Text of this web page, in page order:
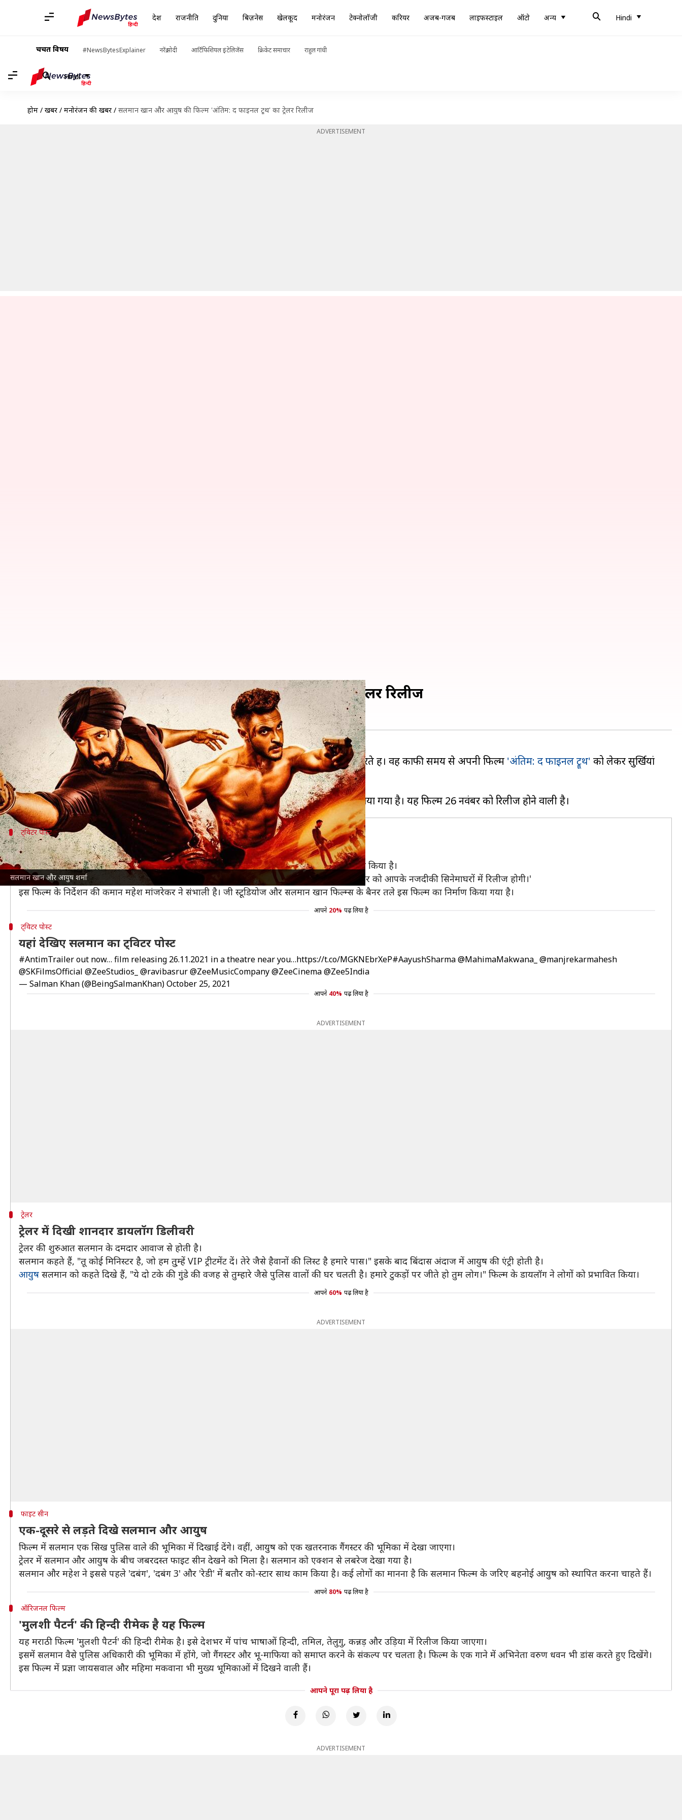
देश राजनीति दुनिया बिज़नेस खेलकूद मनोरंजन टेक्नोलॉजी करियर अजब-गजब लाइफस्टाइल ऑटो अन्य Hindi
चर्चित विषय #NewsBytesExplainer नरेंद्र मोदी आर्टिफिशियल इंटेलिजेंस क्रिकेट समाचार राहुल गांधी
Hindi
होम / खबरें / मनोरंजन की खबरें / सलमान खान और आयुष की फिल्म 'अंतिम: द फाइनल ट्रूथ' का ट्रेलर रिलीज
ADVERTISEMENT
सलमान खान और आयुष शर्मा
सलमान खान और आयुष की फिल्म 'अंतिम: द फाइनल ट्रूथ' का ट्रेलर रिलीज
लेखन Oct 25, 2021 08:02 pm
क्या है खबर?
सलमान खान बॉलीवुड के सुपरस्टार माने जाते हैं। यही वजह है कि फैंस उनकी फिल्मों का इंतजार करते हैं। वह काफी समय से अपनी फिल्म 'अंतिम: द फाइनल ट्रूथ' को लेकर सुर्खियां
बटोर रहे हैं।
इस फिल्म में सलमान के बहनोई और अभिनेता आयुष शर्मा भी नजर आएंगे।
ट्विटर पोस्ट
सलमान ने शेयर किया फिल्म का ट्रेलर
लीड कलाकार सलमान ने फिल्म 'अंतिम: द फाइनल ट्रूथ' का ट्रेलर अपने आधिकारिक ट्विटर हैंडल पर शेयर किया है।
उन्होंने अपने ट्विटर पोस्ट में लिखा, 'फिल्म 'अंतिम: द फाइनल ट्रूथ' का ट्रेलर जारी हो गया। फिल्म 26 नवंबर को आपके नजदीकी सिनेमाघरों में रिलीज होगी।'
इस फिल्म के निर्देशन की कमान महेश मांजरेकर ने संभाली है। जी स्टूडियोज और सलमान खान फिल्म्स के बैनर तले इस फिल्म का निर्माण किया गया है।
आपने 20% पढ़ लिया है
ट्विटर पोस्ट
यहां देखिए सलमान का ट्विटर पोस्ट
#AntimTrailerout now… film releasing 26.11.2021 in a theatre near you…https://t.co/MGKNEbrXeP#AayushSharma@MahimaMakwana_ @manjrekarmahesh
@SKFilmsOfficial @ZeeStudios_ @ravibasrur@ZeeMusicCompany@ZeeCinema@Zee5India
— Salman Khan (@BeingSalmanKhan)October 25, 2021
आपने 40% पढ़ लिया है
ADVERTISEMENT
ट्रेलर
ट्रेलर में दिखी शानदार डायलॉग डिलीवरी
ट्रेलर की शुरुआत सलमान के दमदार आवाज से होती है।
सलमान कहते हैं, "तू कोई मिनिस्टर है, जो हम तु्म्हें VIP ट्रीटमेंट दें। तेरे जैसे हैवानों की लिस्ट है हमारे पास।" इसके बाद बिंदास अंदाज में आयुष की एंट्री होती है।
आयुष सलमान को कहते दिखे हैं, "ये दो टके की गुंडे की वजह से तुम्हारे जैसे पुलिस वालों की घर चलती है। हमारे टुकड़ों पर जीते हो तुम लोग।" फिल्म के डायलॉग ने लोगों को प्रभावित किया।
आपने 60% पढ़ लिया है
ADVERTISEMENT
फाइट सीन
एक-दूसरे से लड़ते दिखे सलमान और आयुष
फिल्म में सलमान एक सिख पुलिस वाले की भूमिका में दिखाई देंगे। वहीं, आयुष को एक खतरनाक गैंगस्टर की भूमिका में देखा जाएगा।
ट्रेलर में सलमान और आयुष के बीच जबरदस्त फाइट सीन देखने को मिला है। सलमान को एक्शन से लबरेज देखा गया है।
सलमान और महेश ने इससे पहले 'दबंग', 'दबंग 3' और 'रेडी' में बतौर को-स्टार साथ काम किया है। कई लोगों का मानना है कि सलमान फिल्म के जरिए बहनोई आयुष को स्थापित करना चाहते हैं।
आपने 80% पढ़ लिया है
ऑरिजनल फिल्म
'मुलशी पैटर्न' की हिन्दी रीमेक है यह फिल्म
यह मराठी फिल्म 'मुलशी पैटर्न' की हिन्दी रीमेक है। इसे देशभर में पांच भाषाओं हिन्दी, तमिल, तेलुगु, कन्नड़ और उड़िया में रिलीज किया जाएगा।
इसमें सलमान वैसे पुलिस अधिकारी की भूमिका में होंगे, जो गैंगस्टर और भू-माफिया को समाप्त करने के संकल्प पर चलता है। फिल्म के एक गाने में अभिनेता वरुण धवन भी डांस करते हुए दिखेंगे।
इस फिल्म में प्रज्ञा जायसवाल और महिमा मकवाना भी मुख्य भूमिकाओं में दिखने वाली हैं।
आपने पूरा पढ़ लिया है
ADVERTISEMENT